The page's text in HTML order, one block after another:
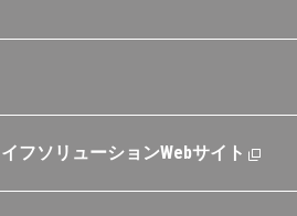
フソリューションWebサイト